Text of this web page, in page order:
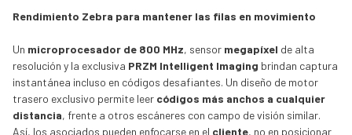
Rendimiento Zebra para mantener las filas en movimiento
Un microprocesador de 800 MHz, sensor megapíxel de alta
resolución y la exclusiva PRZM Intelligent Imaging brindan captura
instantánea incluso en códigos desafiantes. Un diseño de motor
trasero exclusivo permite leer códigos más anchos a cualquier
distancia, frente a otros escáneres con campo de visión similar.
Así, los asociados pueden enfocarse en el cliente, no en posicionar